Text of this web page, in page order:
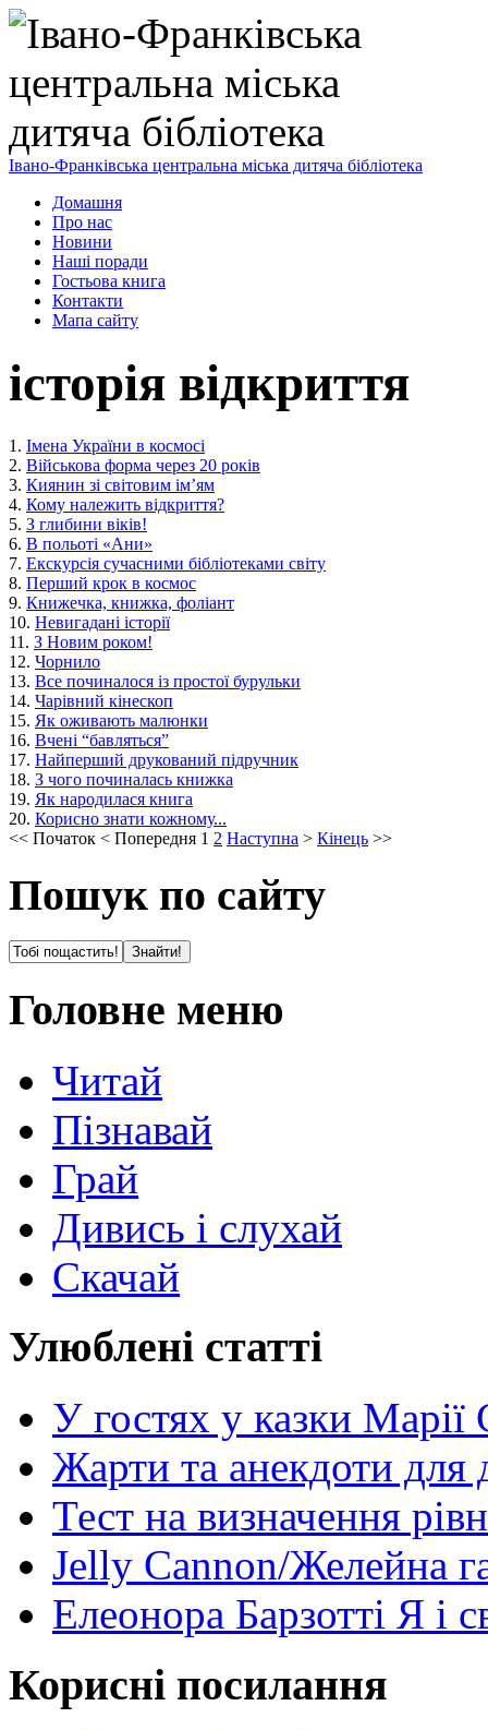
Івано-Франківська центральна міська дитяча бібліотека
Домашня
Про нас
Новини
Наші поради
Гостьова книга
Контакти
Мапа сайту
історія відкриття
1. Імена України в космосі
2. Військова форма через 20 років
3. Киянин зі світовим ім’ям
4. Кому належить відкриття?
5. З глибини віків!
6. В польоті «Ани»
7. Екскурсія сучасними бібліотеками світу
8. Перший крок в космос
9. Книжечка, книжка, фоліант
10. Невигадані історії
11. З Новим роком!
12. Чорнило
13. Все починалося із простої бурульки
14. Чарівний кінескоп
15. Як оживають малюнки
16. Вчені “бавляться”
17. Найперший друкований підручник
18. З чого починалась книжка
19. Як народилася книга
20. Корисно знати кожному...
<< Початок < Попередня 1 2 Наступна > Кінець >>
Пошук по сайту
Головне меню
Читай
Пізнавай
Грай
Дивись і слухай
Скачай
Улюблені статті
У гостях у казки
Жарти та анекдоти для
Тест на визначення
Jelly Cannon/Желейна
Елеонора Барзотті Я і
Корисні посилання